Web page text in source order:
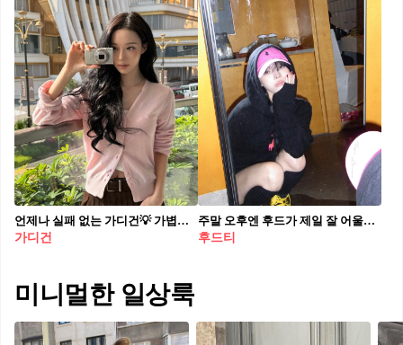
언제나 실패 없는 가디건💡 가볍게 걸치기만 해도 봄 분위기 나는 봄 코디💖✨
가디건
주말 오후엔 후드가 제일 잘 어울려🍦 카페 갈 때도 산책 갈 때도 후드 하나로 충분해🤍💓
후드티
미니멀한 일상룩